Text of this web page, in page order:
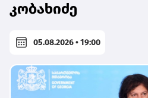
კობახიძე
05.08.2026 • 19:00